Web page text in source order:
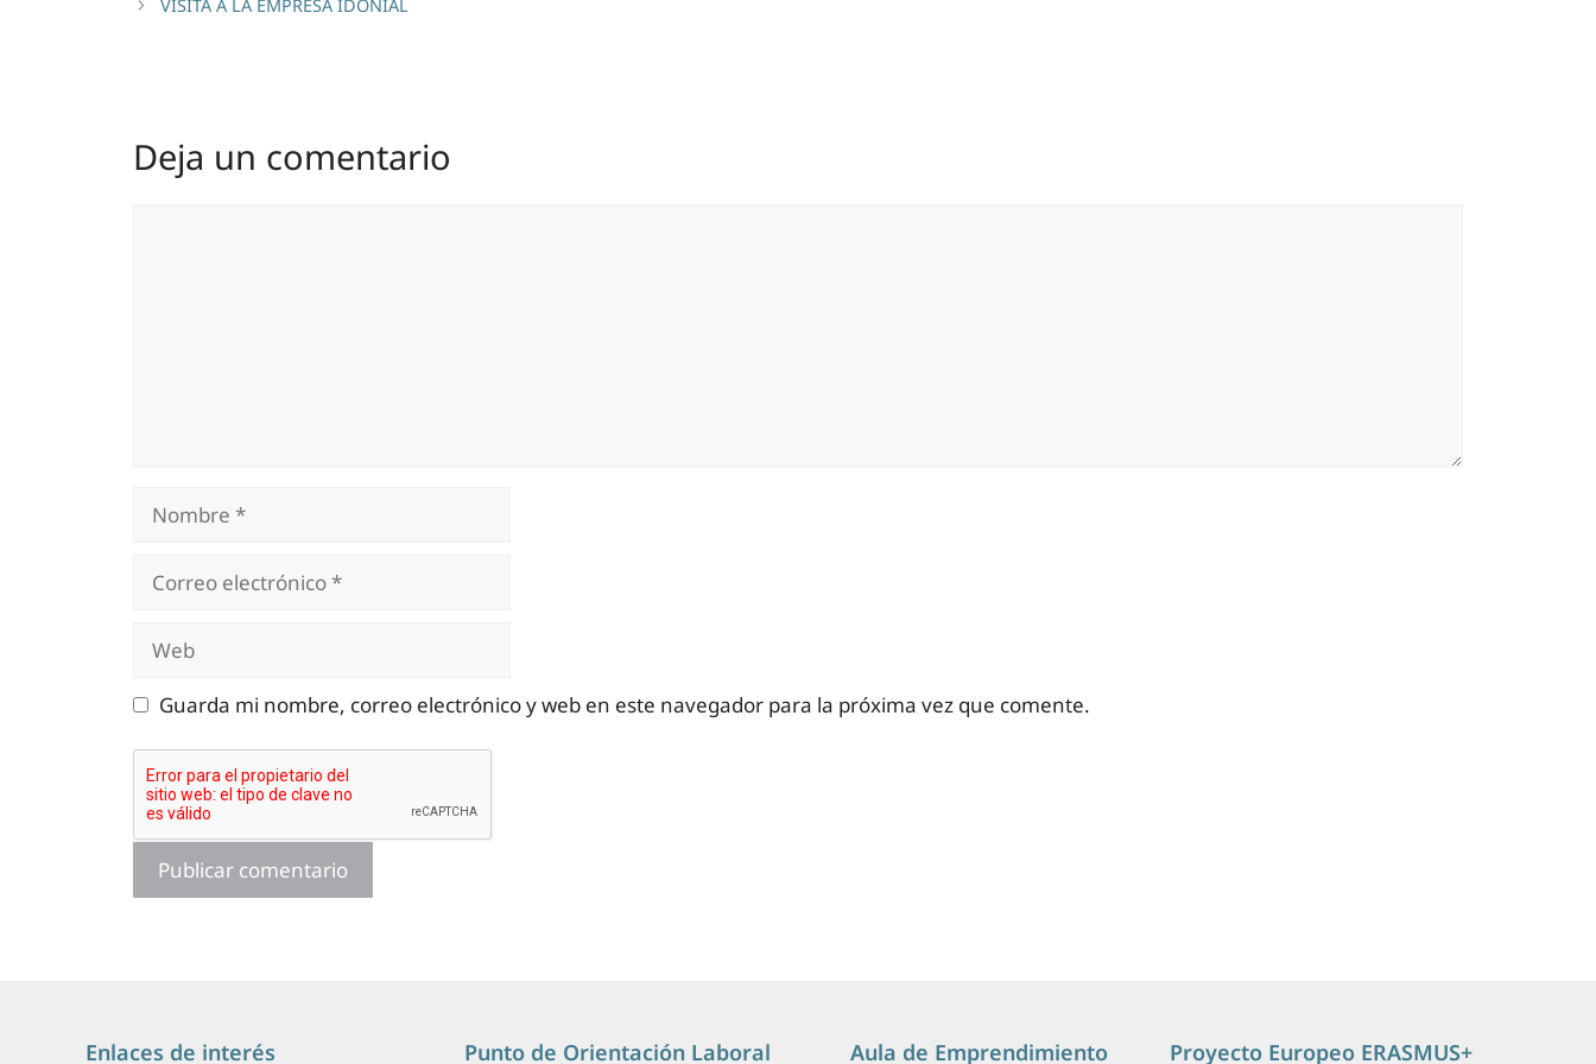
VISITA A LA EMPRESA IDONIAL
Deja un comentario
Nombre
Correo
electrónico
Guarda mi nombre, correo electrónico y web en este navegador para la próxima vez que comente.
Enlaces de interés Punto de Orientación Laboral Aula de Emprendimiento Proyecto Europeo ERASMUS+